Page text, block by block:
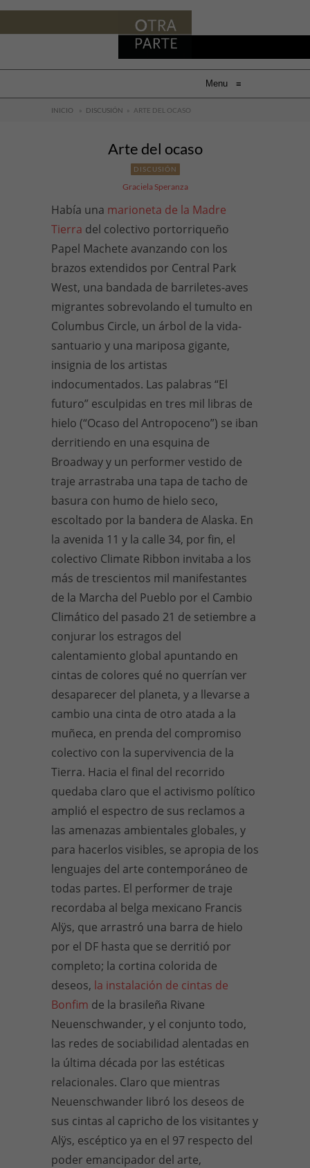
Menu ≡
INICIO » DISCUSIÓN » ARTE DEL OCASO
Arte del ocaso
DISCUSIÓN
Graciela Speranza
Había una marioneta de la Madre
Tierra del colectivo portorriqueño
Papel Machete avanzando con los
brazos extendidos por Central Park
West, una bandada de barriletes-aves
migrantes sobrevolando el tumulto en
Columbus Circle, un árbol de la vida-
santuario y una mariposa gigante,
insignia de los artistas
indocumentados. Las palabras “El
futuro” esculpidas en tres mil libras de
hielo (“Ocaso del Antropoceno”) se iban
derritiendo en una esquina de
Broadway y un performer vestido de
traje arrastraba una tapa de tacho de
basura con humo de hielo seco,
escoltado por la bandera de Alaska. En
la avenida 11 y la calle 34, por fin, el
colectivo Climate Ribbon invitaba a los
más de trescientos mil manifestantes
de la Marcha del Pueblo por el Cambio
Climático del pasado 21 de setiembre a
conjurar los estragos del
calentamiento global apuntando en
cintas de colores qué no querrían ver
desaparecer del planeta, y a llevarse a
cambio una cinta de otro atada a la
muñeca, en prenda del compromiso
colectivo con la supervivencia de la
Tierra. Hacia el final del recorrido
quedaba claro que el activismo político
amplió el espectro de sus reclamos a
las amenazas ambientales globales, y
para hacerlos visibles, se apropia de los
lenguajes del arte contemporáneo de
todas partes. El performer de traje
recordaba al belga mexicano Francis
Alÿs, que arrastró una barra de hielo
por el DF hasta que se derritió por
completo; la cortina colorida de
deseos, la instalación de cintas de
Bonfim de la brasileña Rivane
Neuenschwander, y el conjunto todo,
las redes de sociabilidad alentadas en
la última década por las estéticas
relacionales. Claro que mientras
Neuenschwander libró los deseos de
sus cintas al capricho de los visitantes y
Alÿs, escéptico ya en el 97 respecto del
poder emancipador del arte,